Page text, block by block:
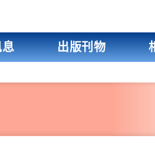
息 出版刊物